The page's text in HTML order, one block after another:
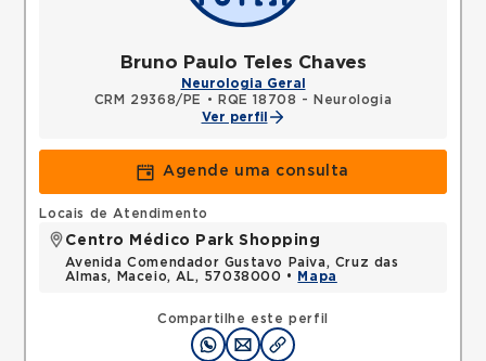
Bruno Paulo Teles Chaves
Neurologia Geral
CRM 29368/PE
•
RQE 18708 - Neurologia
Ver perfil
Agende uma consulta
Compartilhe este perfil
Locais de Atendimento
Centro Médico Park Shopping
Avenida Comendador Gustavo Paiva, Cruz das
Almas, Maceio, AL, 57038000 •
Mapa